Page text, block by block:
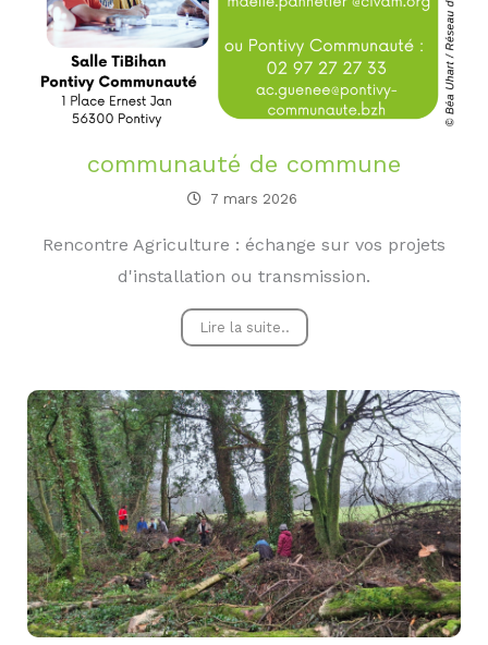
communauté de commune
7 mars 2026
Rencontre Agriculture : échange sur vos projets
d'installation ou transmission.
Lire la suite..